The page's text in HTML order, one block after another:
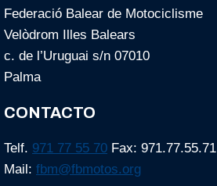
Federació Balear de Motociclisme
Velòdrom Illes Balears
c. de l’Uruguai s/n 07010
Palma
CONTACTO
Telf. 971 77 55 70 Fax: 971.77.55.71
Mail: fbm@fbmotos.org